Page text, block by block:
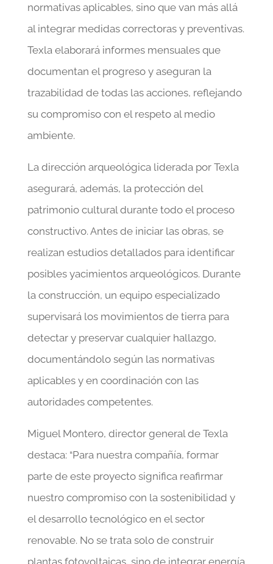
normativas aplicables, sino que van más allá
al integrar medidas correctoras y preventivas.
Texla elaborará informes mensuales que
documentan el progreso y aseguran la
trazabilidad de todas las acciones, reflejando
su compromiso con el respeto al medio
ambiente.
La dirección arqueológica liderada por Texla
asegurará, además, la protección del
patrimonio cultural durante todo el proceso
constructivo. Antes de iniciar las obras, se
realizan estudios detallados para identificar
posibles yacimientos arqueológicos. Durante
la construcción, un equipo especializado
supervisará los movimientos de tierra para
detectar y preservar cualquier hallazgo,
documentándolo según las normativas
aplicables y en coordinación con las
autoridades competentes.
Miguel Montero, director general de Texla
destaca: “Para nuestra compañía, formar
parte de este proyecto significa reafirmar
nuestro compromiso con la sostenibilidad y
el desarrollo tecnológico en el sector
renovable. No se trata solo de construir
plantas fotovoltaicas, sino de integrar energía